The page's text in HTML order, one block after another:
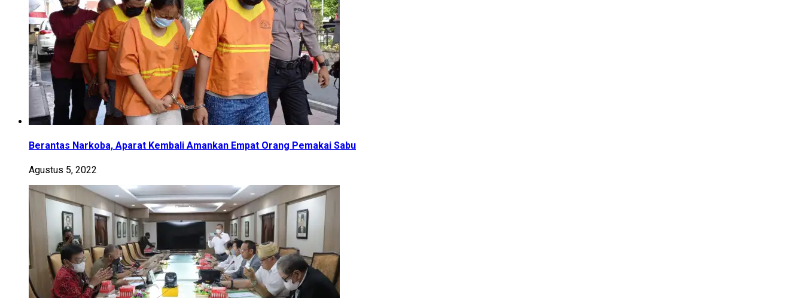
Berantas Narkoba, Aparat Kembali Amankan Empat Orang Pemakai Sabu
Agustus 5, 2022